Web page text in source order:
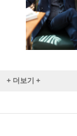
+ 더보기 +